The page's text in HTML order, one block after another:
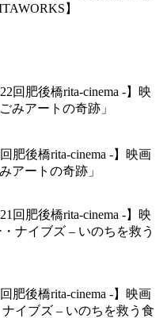
】
肥後橋rita-cinema -】映画
アートの奇跡」
肥後橋rita-cinema -】映画
イブズ – いのちを救う食